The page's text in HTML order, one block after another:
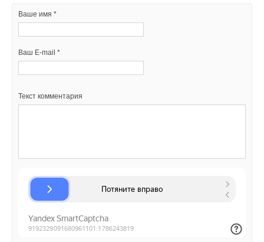
Ваше имя *
Ваш E-mail *
Текст комментария
Комментарии
Ваш E-mail *